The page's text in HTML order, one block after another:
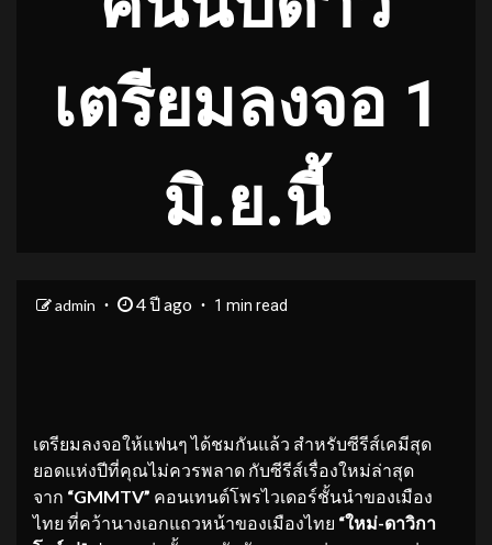
เตรียมลงจอ 1
มิ.ย.นี้
admin 4 ปี ago 1 min read
เตรียมลงจอให้แฟนๆ ได้ชมกันแล้ว สำหรับซีรีส์เคมีสุด
ยอดแห่งปีที่คุณไม่ควรพลาด กับซีรีส์เรื่องใหม่ล่าสุด
จาก “GMMTV” คอนเทนต์โพรไวเดอร์ชั้นนำของเมือง
ไทย ที่คว้านางเอกแถวหน้าของเมืองไทย “ใหม่-ดาวิกา